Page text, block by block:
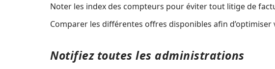
Noter les index des compteurs pour éviter tout litige de
Comparer les différentes offres disponibles afin d’optimiser
Notifiez toutes les administrations